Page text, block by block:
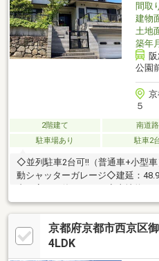
間取
建物
土地
築年
公園
５
2階建て 南道路
駐車場あり
駐車2
◇並列駐車2台可!!（普通車+小型
動シャッターガレージ◇建延：
内丁寧にお使いです。◇土地約
件からデイリーカナートイズミヤ
ら市バス・京阪京都交通・ヤサカ
分◇南テラス・南庭 採光良好で
につき通風 解放感有ります。◇ス
京都府京都市西京区
4LDK